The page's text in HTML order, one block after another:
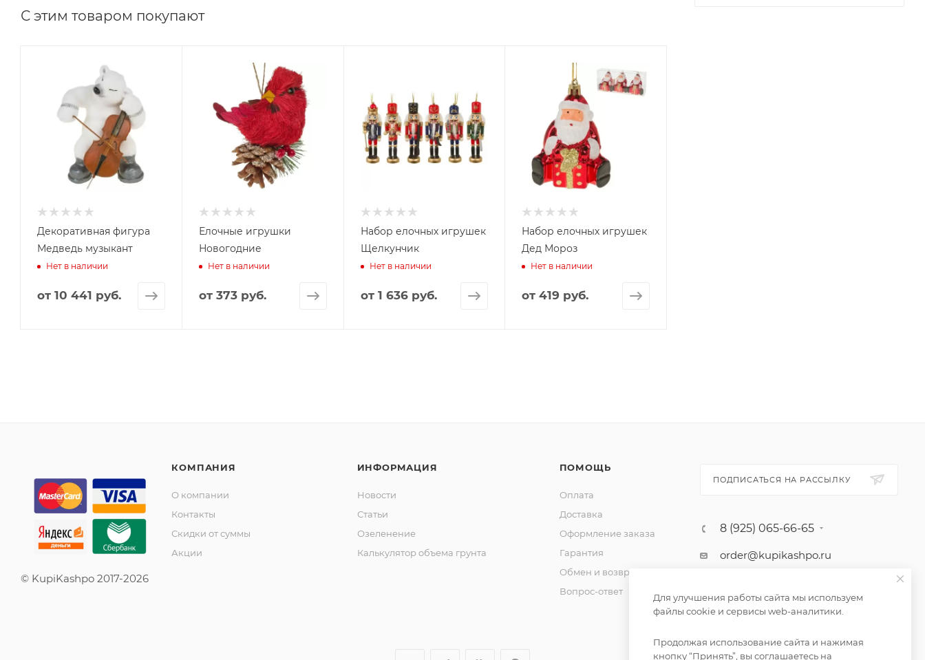
С этим товаром покупают
Декоративная фигура
Медведь музыкант
Нет в наличии
от 10 441 руб.
Елочные игрушки
Новогодние
Нет в наличии
от 373 руб.
Набор елочных игрушек
Щелкунчик
Нет в наличии
от 1 636 руб.
Набор елочных игрушек
Дед Мороз
Нет в наличии
от419 руб.
© KupiKashpo 2017-2026
КОМПАНИЯ
О компании
Контакты
Скидки от суммы
Акции
ИНФОРМАЦИЯ
Новости
Статьи
Озеленение
Калькулятор объема грунта
ПОМОЩЬ
Оплата
Доставка
Оформление заказа
Гарантия
Обмен и возврат
Вопрос-ответ
ПОДПИСАТЬСЯ НА РАССЫЛКУ
8 (925) 065-66-65
order@kupikashpo.ru
Для улучшения работы сайта мы используем
файлы cookie и сервисы web-аналитики.
Продолжая использование сайта и нажимая
кнопку “Принять”, вы соглашаетесь на